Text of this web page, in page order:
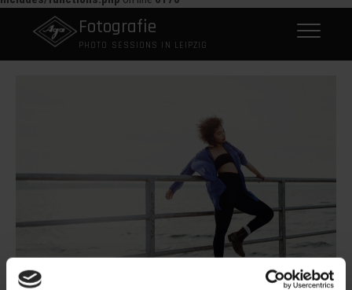
Fotografie
PHOTO SESSIONS IN LEIPZIG